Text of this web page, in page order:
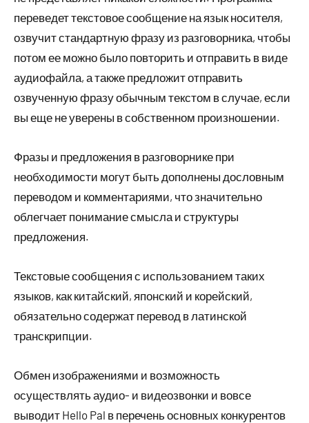
переведет текстовое сообщение на язык носителя,
озвучит стандартную фразу из разговорника, чтобы
потом ее можно было повторить и отправить в виде
аудиофайла, а также предложит отправить
озвученную фразу обычным текстом в случае, если
вы еще не уверены в собственном произношении.
Фразы и предложения в разговорнике при
необходимости могут быть дополнены дословным
переводом и комментариями, что значительно
облегчает понимание смысла и структуры
предложения.
Текстовые сообщения с использованием таких
языков, как китайский, японский и корейский,
обязательно содержат перевод в латинской
транскрипции.
Обмен изображениями и возможность
осуществлять аудио- и видеозвонки и вовсе
выводит Hello Pal в перечень основных конкурентов